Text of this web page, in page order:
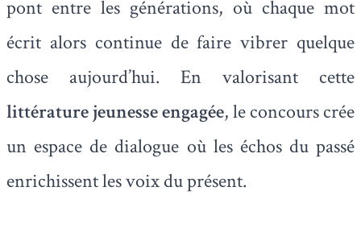
pont entre les générations, où chaque mot
écrit alors continue de faire vibrer quelque
chose aujourd’hui. En valorisant cette
littérature jeunesse engagée, le concours crée
un espace de dialogue où les échos du passé
enrichissent les voix du présent.